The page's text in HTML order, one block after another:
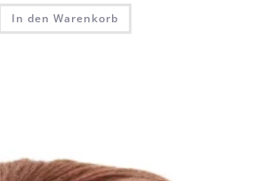
In den Warenkorb